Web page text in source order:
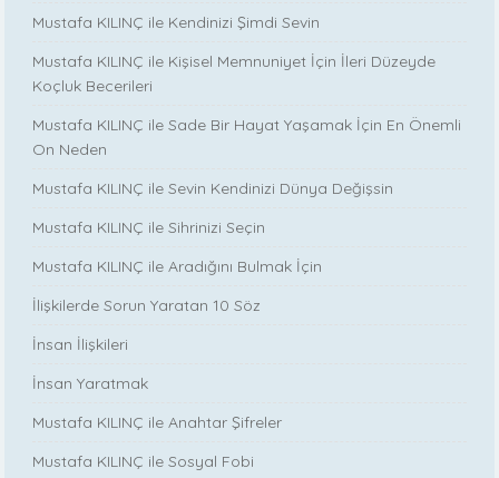
Mustafa KILINÇ ile Kendinizi Şimdi Sevin
Mustafa KILINÇ ile Kişisel Memnuniyet İçin İleri Düzeyde
Koçluk Becerileri
Mustafa KILINÇ ile Sade Bir Hayat Yaşamak İçin En Önemli
On Neden
Mustafa KILINÇ ile Sevin Kendinizi Dünya Değişsin
Mustafa KILINÇ ile Sihrinizi Seçin
Mustafa KILINÇ ile Aradığını Bulmak İçin
İlişkilerde Sorun Yaratan 10 Söz
İnsan İlişkileri
İnsan Yaratmak
Mustafa KILINÇ ile Anahtar Şifreler
Mustafa KILINÇ ile Sosyal Fobi